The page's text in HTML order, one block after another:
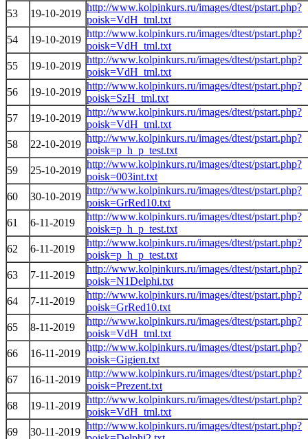
53
19-10-2019
http://www.kolpinkurs.ru/images/dtest/pstart.php?
poisk=VdH_tml.txt
54
19-10-2019
http://www.kolpinkurs.ru/images/dtest/pstart.php?
poisk=VdH_tml.txt
55
19-10-2019
http://www.kolpinkurs.ru/images/dtest/pstart.php?
poisk=VdH_tml.txt
56
19-10-2019
http://www.kolpinkurs.ru/images/dtest/pstart.php?
poisk=SzH_tml.txt
57
19-10-2019
http://www.kolpinkurs.ru/images/dtest/pstart.php?
poisk=VdH_tml.txt
58
22-10-2019
http://www.kolpinkurs.ru/images/dtest/pstart.php?
poisk=p_h_p_test.txt
59
25-10-2019
http://www.kolpinkurs.ru/images/dtest/pstart.php?
poisk=003int.txt
60
30-10-2019
http://www.kolpinkurs.ru/images/dtest/pstart.php?
poisk=GrRed10.txt
61
6-11-2019
http://www.kolpinkurs.ru/images/dtest/pstart.php?
poisk=p_h_p_test.txt
62
6-11-2019
http://www.kolpinkurs.ru/images/dtest/pstart.php?
poisk=p_h_p_test.txt
63
7-11-2019
http://www.kolpinkurs.ru/images/dtest/pstart.php?
poisk=N1Delphi.txt
64
7-11-2019
http://www.kolpinkurs.ru/images/dtest/pstart.php?
poisk=GrRed10.txt
65
8-11-2019
http://www.kolpinkurs.ru/images/dtest/pstart.php?
poisk=VdH_tml.txt
66
16-11-2019
http://www.kolpinkurs.ru/images/dtest/pstart.php?
poisk=Gigien.txt
67
16-11-2019
http://www.kolpinkurs.ru/images/dtest/pstart.php?
poisk=Prezent.txt
68
19-11-2019
http://www.kolpinkurs.ru/images/dtest/pstart.php?
poisk=VdH_tml.txt
69
30-11-2019
http://www.kolpinkurs.ru/images/dtest/pstart.php?